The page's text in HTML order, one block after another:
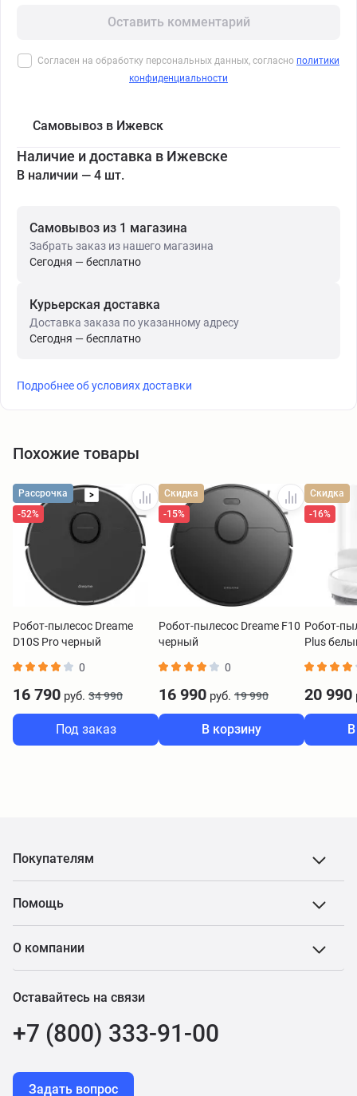
Оставить комментарий
Согласен на обработку персональных данных, согласно политики
конфиденциальности
Самовывоз в Ижевск
Наличие и доставка в Ижевске
В наличии — 4 шт.
Самовывоз из 1 магазина
Забрать заказ из нашего магазина
Сегодня — бесплатно
Курьерская доставка
Доставка заказа по указанному адресу
Сегодня — бесплатно
Подробнее об условиях доставки
Похожие товары
Рассрочка
>
-52%
Робот-пылесос Dreame
D10S Pro черный
0
16 790 руб. 34 990
Под заказ
Скидка
-15%
Робот-пылесос Dreame F10
черный
0
16 990 руб. 19 990
В корзину
Скидка
-16%
Робот-
Plus
20 990
Покупателям
Помощь
О компании
Оставайтесь на связи
+7 (800) 333-91-00
Задать вопрос